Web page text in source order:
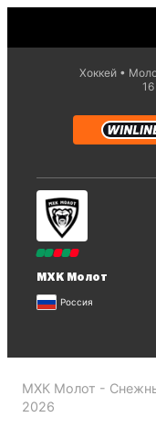
Хоккей
МХК Молот
Россия
МХК Молот -
2026